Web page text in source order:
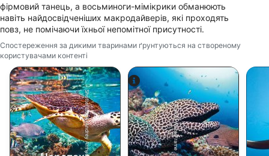
фірмовий танець, а восьминоги-мімікрики обманюють
навіть найдосвідченіших макродайверів, які проходять
повз, не помічаючи їхньої непомітної присутності.
Спостереження за дикими тваринами ґрунтуються на створеному
користувачами контенті
Shutterstock-Andrey Armyagov Alamy-WaterFrame